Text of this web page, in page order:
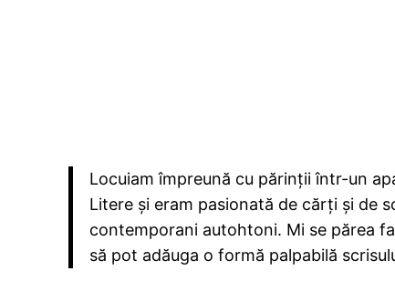
Locuiam împreună cu părinții într-un
Litere și eram pasionată de cărți și de
contemporani autohtoni. Mi se părea
să pot adăuga o formă palpabilă